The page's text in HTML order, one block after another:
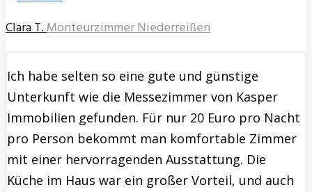
Clara T.Monteurzimmer Niederreißen
Ich habe selten so eine gute und günstige
Unterkunft wie die Messezimmer von Kasper
Immobilien gefunden. Für nur 20 Euro pro Nacht
pro Person bekommt man komfortable Zimmer
mit einer hervorragenden Ausstattung. Die
Küche im Haus war ein großer Vorteil, und auch